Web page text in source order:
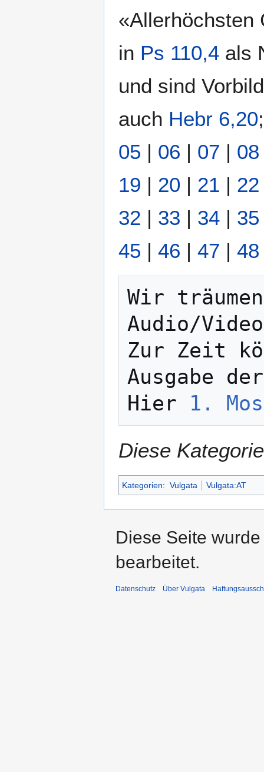
«Allerhöchsten
in Ps 110,4 als
und sind
auch Hebr 6,20;
05 | 06 | 07 | 08
19 | 20 | 21 | 22
32 | 33 | 34 | 35
45 | 46 | 47 | 48
Wir
Audio/
Zur Zeit
Ausgabe
Hier 1.
Diese
Kategorien: Vulgata Vulgata:AT
Diese Seite
bearbeitet.
Datenschutz Über Vulgata